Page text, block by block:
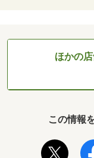
ほかの
この情報